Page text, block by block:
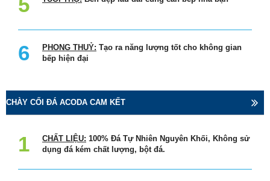
PHONG THUỶ: Tạo ra năng lượng tốt cho không gian
bếp hiện đại
CHÀY CỐI ĐÁ ACODA CAM KẾT
CHẤT LIỆU: 100% Đá Tự Nhiên Nguyên Khối, Không sử
dụng đá kém chất lượng, bột đá.